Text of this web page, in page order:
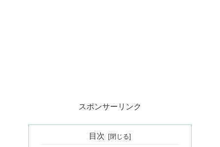
スポンサーリンク
目次